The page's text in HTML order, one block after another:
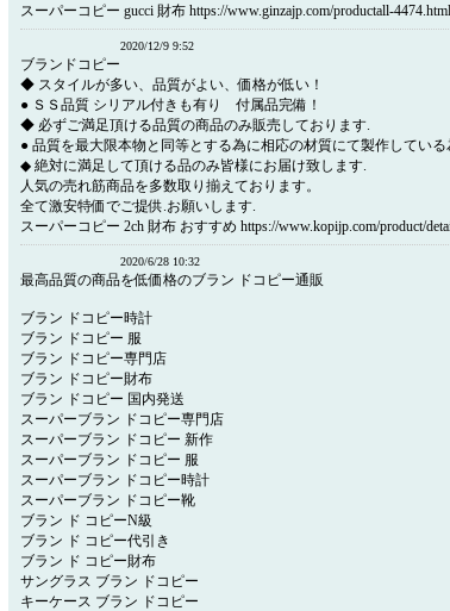
スーパーコピー gucci 財布 https://www.ginzajp.com/productall-4474.html
2020/12/9 9:52
ブランドコピー
◆ スタイルが多い、品質がよい、価格が低い！
● ＳＳ品質 シリアル付きも有り 付属品完備！
◆ 必ずご満足頂ける品質の商品のみ販売しております.
● 品質を最大限本物と同等とする為に相応の材質にて製作している
◆ 絶対に満足して頂ける品のみ皆様にお届け致します.
人気の売れ筋商品を多数取り揃えております。
全て激安特価でご提供.お願いします.
スーパーコピー 2ch 財布 おすすめ https://www.kopijp.com/product/
2020/6/28 10:32
最高品質の商品を低価格のブラン ドコピー通販
ブラン ドコピー時計
ブラン ドコピー 服
ブラン ドコピー専門店
ブラン ドコピー財布
ブラン ドコピー 国内発送
スーパーブラン ドコピー専門店
スーパーブラン ドコピー 新作
スーパーブラン ドコピー 服
スーパーブラン ドコピー時計
スーパーブラン ドコピー靴
ブラン ド コピーN級
ブラン ド コピー代引き
ブラン ド コピー財布
サングラス ブラン ドコピー
キーケース ブラン ドコピー